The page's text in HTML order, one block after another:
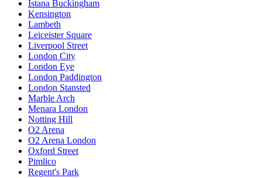
Istana Buckingham
Kensington
Lambeth
Leiceister Square
Liverpool Street
London City
London Eye
London Paddington
London Stansted
Marble Arch
Menara London
Notting Hill
O2 Arena
O2 Arena London
Oxford Street
Pimlico
Regent's Park